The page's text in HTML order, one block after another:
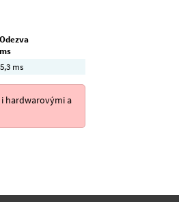
Odezva
ms
5,3 ms
hardwarovými a